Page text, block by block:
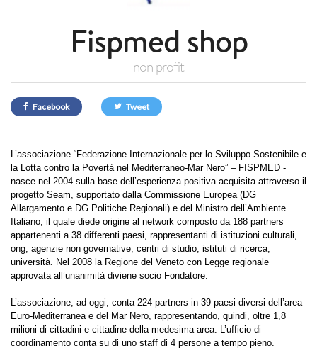
Fispmed shop
non profit
Facebook Tweet
L’associazione “Federazione Internazionale per lo Sviluppo Sostenibile e
la Lotta contro la Povertà nel Mediterraneo-Mar Nero” – FISPMED -
nasce nel 2004 sulla base dell’esperienza positiva acquisita attraverso il
progetto Seam, supportato dalla Commissione Europea (DG
Allargamento e DG Politiche Regionali) e del Ministro dell’Ambiente
Italiano, il quale diede origine al network composto da 188 partners
appartenenti a 38 differenti paesi, rappresentanti di istituzioni culturali,
ong, agenzie non governative, centri di studio, istituti di ricerca,
università. Nel 2008 la Regione del Veneto con Legge regionale
approvata all’unanimità diviene socio Fondatore.
L’associazione, ad oggi, conta 224 partners in 39 paesi diversi dell’area
Euro-Mediterranea e del Mar Nero, rappresentando, quindi, oltre 1,8
milioni di cittadini e cittadine della medesima area. L’ufficio di
coordinamento conta su di uno staff di 4 persone a tempo pieno.